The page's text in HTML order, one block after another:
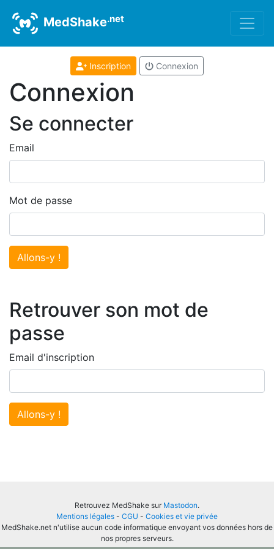
MedShake.net
Inscription Connexion
Connexion
Se connecter
Email
Mot de passe
Allons-y !
Retrouver son mot de
passe
Email d'inscription
Allons-y !
Retrouvez MedShake sur Mastodon.
Mentions légales - CGU - Cookies et vie privée
MedShake.net n'utilise aucun code informatique envoyant vos données hors de
nos propres serveurs.